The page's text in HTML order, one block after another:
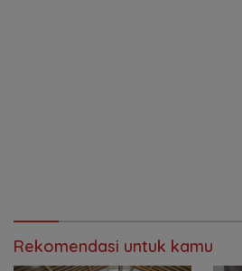
Rekomendasi untuk kamu